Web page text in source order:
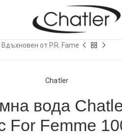
от P.R. Fame
Chatler
вода
For Femme